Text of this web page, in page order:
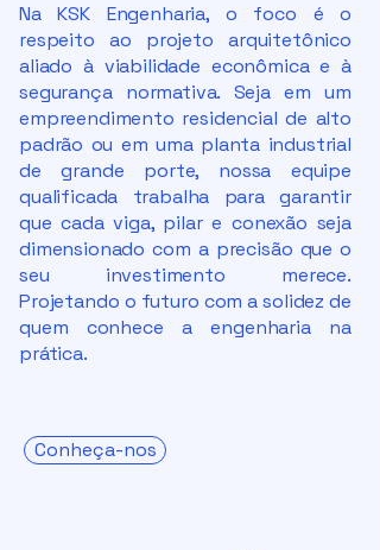
Na KSK Engenharia, o foco é o
respeito ao projeto arquitetônico
aliado à viabilidade econômica e à
segurança normativa. Seja em um
empreendimento residencial de alto
padrão ou em uma planta industrial
de grande porte, nossa equipe
qualificada trabalha para garantir
que cada viga, pilar e conexão seja
dimensionado com a precisão que o
seu investimento merece.
Projetando o futuro com a solidez de
quem conhece a engenharia na
prática.
Conheça-nos